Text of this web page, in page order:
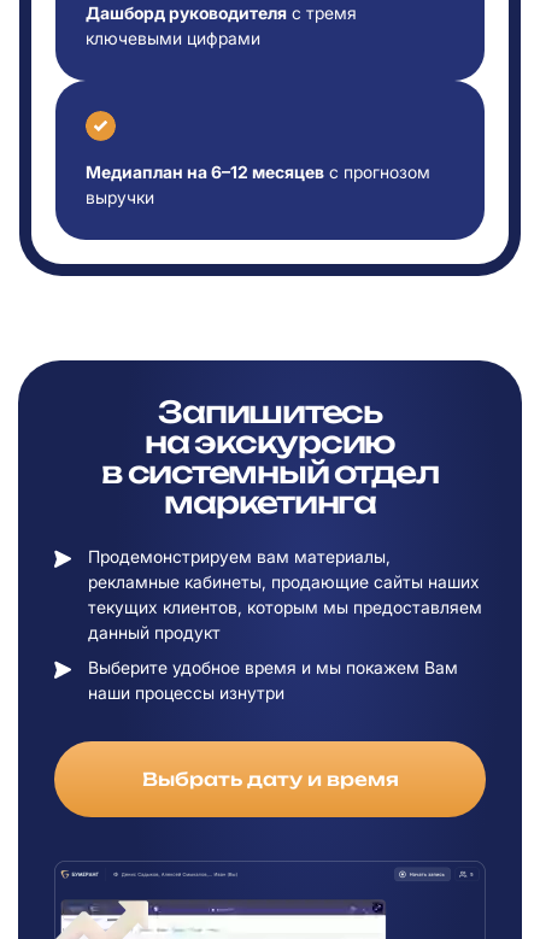
Дашборд руководителя с тремя
ключевыми цифрами
Медиаплан на 6–12 месяцев с прогнозом
выручки
Запишитесь
наэкскурсию
всистемный отдел
маркетинга
Продемонстрируем вам материалы,
рекламные кабинеты, продающие сайты наших
текущих клиентов, которым мы предоставляем
данный продукт
Выберите удобное время и мы покажем Вам
наши процессы изнутри
Выбрать дату и время